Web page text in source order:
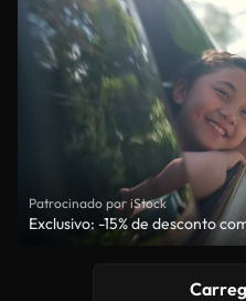
Patrocinado por iStock
Exclusivo: -15% de desconto